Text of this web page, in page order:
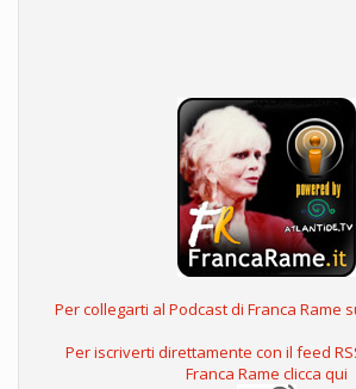
Per collegarti al Podcast di Franca Rame
Per iscriverti direttamente con il feed
Franca Rame clicca qui